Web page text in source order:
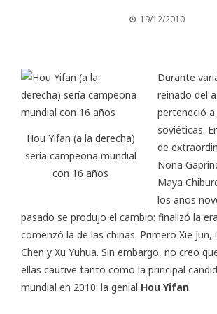
19/12/2010
Hou Yifan (a la derecha)
sería campeona mundial
con 16 años
Durante
reinado del
perteneció
soviéticas.
de
Nona
Maya
los años
pasado se produjo el cambio: finalizó la
comenzó la de las chinas. Primero Xie
Chen y Xu Yuhua. Sin embargo, no creo
ellas cautive tanto como la principal
mundial en 2010: la genial Hou Yifan.